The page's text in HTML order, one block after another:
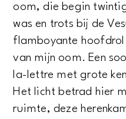
oom, die begin
was en trots bij de
flamboyante hoofdrol
van mijn oom. Een
la-lettre met grote
Het licht betrad hier
ruimte, deze